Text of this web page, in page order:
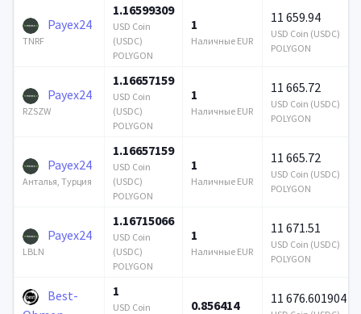
Payex24
TNRF
1.16599309
USD Coin
(USDC)
POLYGON
1
Наличные EUR
11 659.94
USD Coin (USDC)
POLYGON
Payex24
RZSZW
1.16657159
USD Coin
(USDC)
POLYGON
1
Наличные EUR
11 665.72
USD Coin (USDC)
POLYGON
Payex24
Анталья, Турция
1.16657159
USD Coin
(USDC)
POLYGON
1
Наличные EUR
11 665.72
USD Coin (USDC)
POLYGON
Payex24
LBLN
1.16715066
USD Coin
(USDC)
POLYGON
1
Наличные EUR
11 671.51
USD Coin (USDC)
POLYGON
Best-
1
USD Coin
0.856414 11 676.601904